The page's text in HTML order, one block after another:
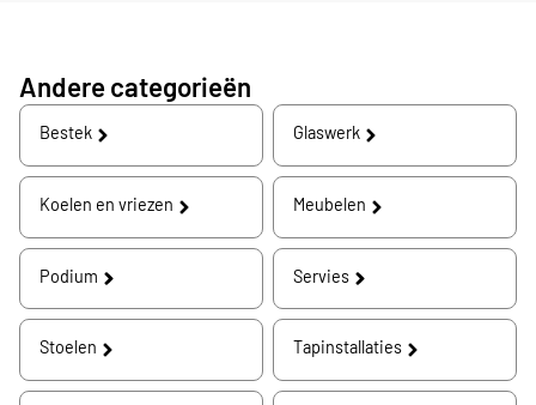
Andere categorieën
Bestek Glaswerk
Koelen en vriezen Meubelen
Podium Servies
Stoelen Tapinstallaties